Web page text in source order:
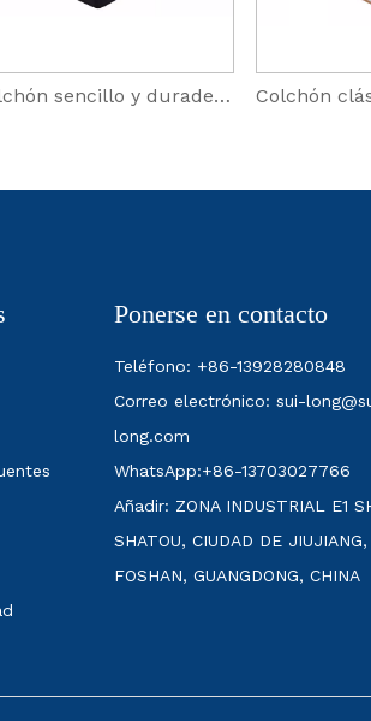
Colchón sencillo y duradero para habitaciones de huéspedes, de nivel básico
Ponerse en contacto
Teléfono: +86-13928280848
Correo electrónico: sui-
long.com
WhatsApp:+86-13703027766
Añadir: ZONA INDUSTRIAL E1
SHATOU, CIUDAD DE
FOSHAN, GUANGDONG, CHINA